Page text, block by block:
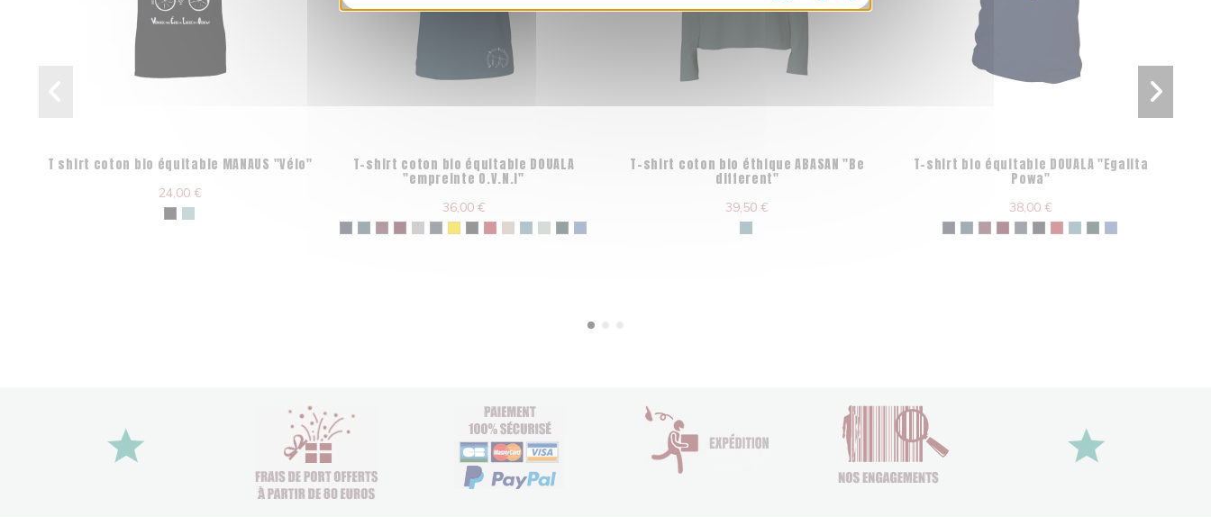
T shirt coton bio équitable MANAUS "Vélo"
24,00 €
T-shirt coton bio équitable DOUALA
"empreinte O.V.N.I"
36,00 €
T-shirt coton bio éthique ABASAN "Be
different"
39,50 €
T-shirt bio équitable DOUALA "Egalita
Powa"
38,00 €